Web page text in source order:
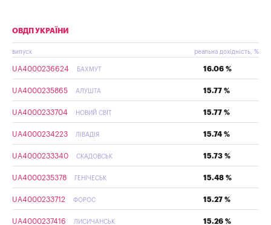
ОВДП УКРАЇНИ
випуск реальна дохідність, %
UA4000236624 БАХМУТ 16.06 %
UA4000235865 АЛУШТА 15.77 %
UA4000233704 НОВИЙ СВІТ 15.77 %
UA4000234223 ЛІВАДІЯ 15.74 %
UA4000233340 СКАДОВСЬК 15.73 %
UA4000235378 ГЕНІЧЕСЬК 15.48 %
UA4000233712 ФОРОС 15.27 %
UA4000237416 ЛИСИЧАНСЬК 15.26 %